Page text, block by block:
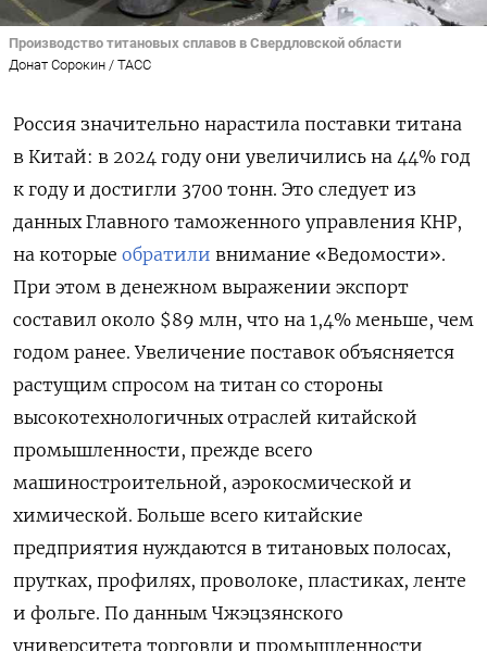
Производство титановых сплавов в Свердловской области
Донат Сорокин / ТАСС
Россия значительно нарастила поставки титана
в Китай: в 2024 году они увеличились на 44% год
к году и достигли 3700 тонн. Это следует из
данных Главного таможенного управления КНР,
на которые обратили внимание «Ведомости».
При этом в денежном выражении экспорт
составил около $89 млн, что на 1,4% меньше, чем
годом ранее. Увеличение поставок объясняется
растущим спросом на титан со стороны
высокотехнологичных отраслей китайской
промышленности, прежде всего
машиностроительной, аэрокосмической и
химической. Больше всего китайские
предприятия нуждаются в титановых полосах,
прутках, профилях, проволоке, пластиках, ленте
и фольге. По данным Чжэцзянского
университета торговли и промышленности